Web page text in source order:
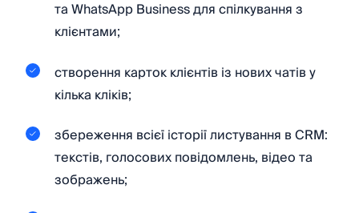
та WhatsApp Business для спілкування з
клієнтами;
створення карток клієнтів із нових чатів у
кілька кліків;
збереження всієї історії листування в CRM:
текстів, голосових повідомлень, відео та
зображень;